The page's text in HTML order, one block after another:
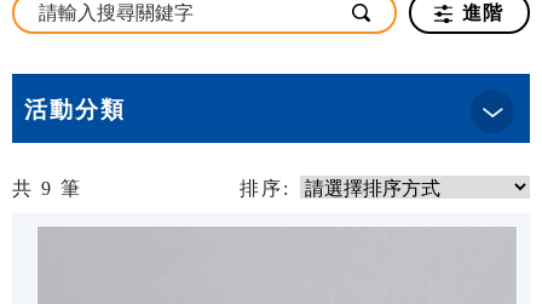
進階
活動分類
共 9 筆 排序: